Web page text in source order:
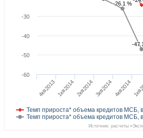
-26.1 %
-26.1 %
--
Темп прироста* объема кредитов МСБ,
Темп прироста* объема кредитов МСБ,
4кв20131кв20142кв20143кв2014 4кв2014
-60
-50
-40
-30
Источник: расчеты